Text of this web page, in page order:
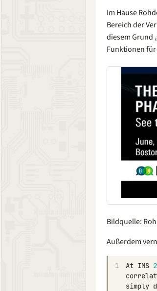
Im Hause
Bereich der
diesem Grund
Funktionen für
Bildquelle:
Außerdem
1 At IMS
simply